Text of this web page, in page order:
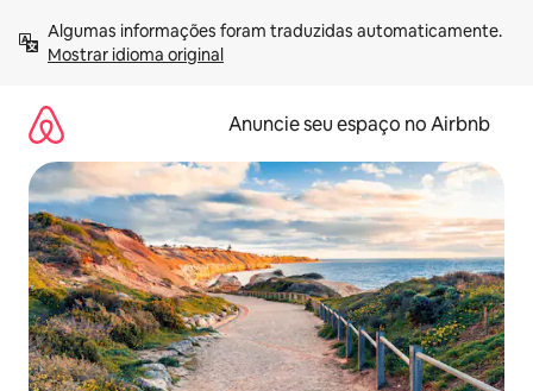
para
Mostrar idioma original
Anuncie seu espaço no Airbnb